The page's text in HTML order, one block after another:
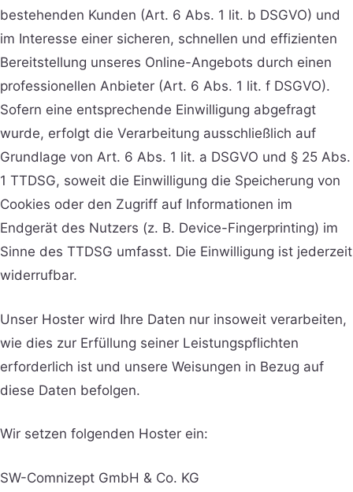
bestehenden Kunden (Art. 6 Abs. 1 lit. b DSGVO) und
im Interesse einer sicheren, schnellen und effizienten
Bereitstellung unseres Online-Angebots durch einen
professionellen Anbieter (Art. 6 Abs. 1 lit. f DSGVO).
Sofern eine entsprechende Einwilligung abgefragt
wurde, erfolgt die Verarbeitung ausschließlich auf
Grundlage von Art. 6 Abs. 1 lit. a DSGVO und § 25 Abs.
1 TTDSG, soweit die Einwilligung die Speicherung von
Cookies oder den Zugriff auf Informationen im
Endgerät des Nutzers (z. B. Device-Fingerprinting) im
Sinne des TTDSG umfasst. Die Einwilligung ist jederzeit
widerrufbar.
Unser Hoster wird Ihre Daten nur insoweit verarbeiten,
wie dies zur Erfüllung seiner Leistungspflichten
erforderlich ist und unsere Weisungen in Bezug auf
diese Daten befolgen.
Wir setzen folgenden Hoster ein:
SW-Comnizept GmbH & Co. KG